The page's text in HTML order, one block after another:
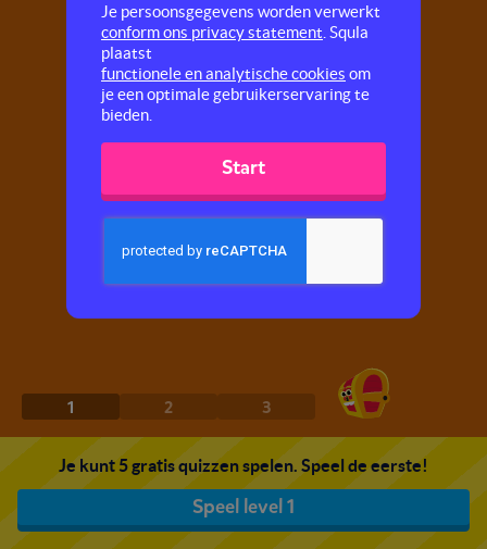
1 2 3
Je kunt 5 gratis quizzen spelen. Speel de eerste!
Speel level 1
Je persoonsgegevens worden verwerkt
conform ons privacy statement . Squla
plaatst
functionele en analytische cookies om
je een optimale gebruikerservaring te
bieden.
Start